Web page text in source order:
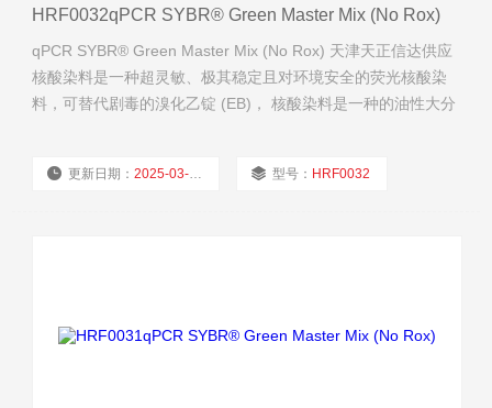
HRF0032qPCR SYBR® Green Master Mix (No Rox)
qPCR SYBR® Green Master Mix (No Rox) 天津天正信达供应
核酸染料是一种超灵敏、极其稳定且对环境安全的荧光核酸染
料，可替代剧毒的溴化乙锭 (EB)， 核酸染料是一种的油性大分
更新日期：2025-03-25 型号： HRF0032